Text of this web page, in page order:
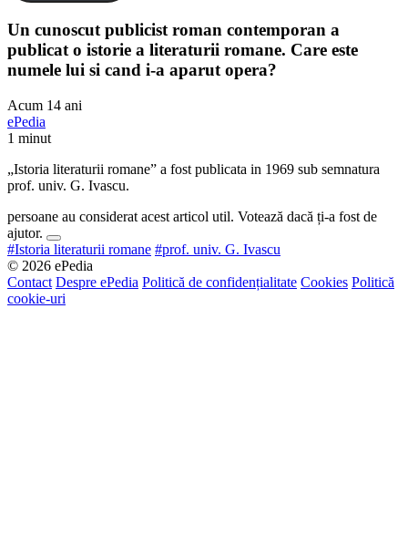
Un cunoscut publicist roman contemporan a
publicat o istorie a literaturii romane. Care este
numele lui si cand i-a aparut opera?
Acum 14 ani
ePedia
1 minut
„Istoria literaturii romane” a fost publicata in 1969 sub semnatura
prof. univ. G. Ivascu.
persoane au considerat acest articol util. Votează dacă ți-a fost de
ajutor.
#Istoria literaturii romane #prof. univ. G. Ivascu
© 2026 ePedia
Contact Despre ePedia Politică de confidențialitate Cookies Politică
cookie-uri